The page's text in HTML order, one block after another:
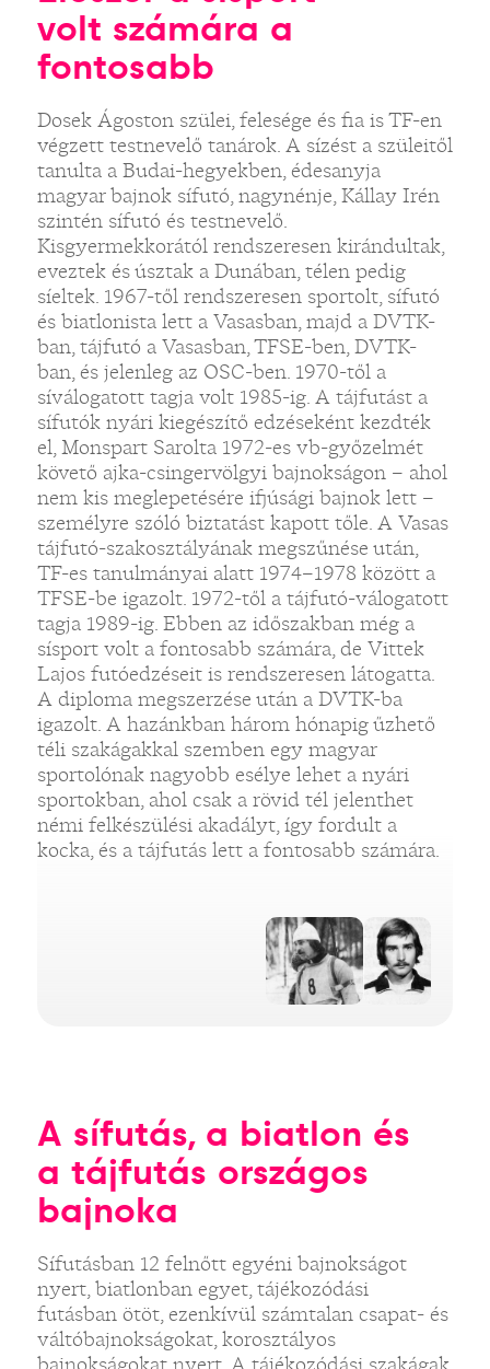
volt számára a
fontosabb
Dosek Ágoston szülei, felesége és fia is TF-en
végzett testnevelő tanárok. A sízést a szüleitől
tanulta a Budai-hegyekben, édesanyja
magyar bajnok sífutó, nagynénje, Kállay Irén
szintén sífutó és testnevelő.
Kisgyermekkorától rendszeresen kirándultak,
eveztek és úsztak a Dunában, télen pedig
síeltek. 1967-től rendszeresen sportolt, sífutó
és biatlonista lett a Vasasban, majd a DVTK-
ban, tájfutó a Vasasban, TFSE-ben, DVTK-
ban, és jelenleg az OSC-ben. 1970-től a
síválogatott tagja volt 1985-ig. A tájfutást a
sífutók nyári kiegészítő edzéseként kezdték
el, Monspart Sarolta 1972-es vb-győzelmét
követő ajka-csingervölgyi bajnokságon – ahol
nem kis meglepetésére ifjúsági bajnok lett –
személyre szóló biztatást kapott tőle. A Vasas
tájfutó-szakosztályának megszűnése után,
TF-es tanulmányai alatt 1974–1978 között a
TFSE-be igazolt. 1972-től a tájfutó-válogatott
tagja 1989-ig. Ebben az időszakban még a
sísport volt a fontosabb számára, de Vittek
Lajos futóedzéseit is rendszeresen látogatta.
A diploma megszerzése után a DVTK-ba
igazolt. A hazánkban három hónapig űzhető
téli szakágakkal szemben egy magyar
sportolónak nagyobb esélye lehet a nyári
sportokban, ahol csak a rövid tél jelenthet
némi felkészülési akadályt, így fordult a
kocka, és a tájfutás lett a fontosabb számára.
A sífutás, a biatlon és
a tájfutás országos
bajnoka
Sífutásban 12 felnőtt egyéni bajnokságot
nyert, biatlonban egyet, tájékozódási
futásban ötöt, ezenkívül számtalan csapat- és
váltóbajnokságokat, korosztályos